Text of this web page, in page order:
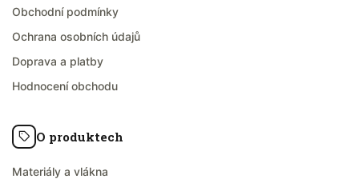
Obchodní podmínky
Ochrana osobních údajů
Doprava a platby
Hodnocení obchodu
O produktech
Materiály a vlákna